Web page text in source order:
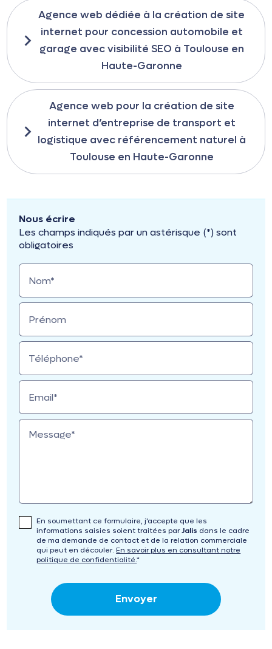
Agence web dédiée à la création de site
internet pour concession automobile et
garage avec visibilité SEO à Toulouse en
Haute-Garonne
Agence web pour la création de site
internet d’entreprise de transport et
logistique avec référencement naturel à
Toulouse en Haute-Garonne
Nous écrire
Les champs indiqués par un astérisque (*) sont
obligatoires
Nom*
Prénom
Téléphone*
Email*
Message*
En soumettant ce formulaire, j'accepte que les
informations saisies soient traitées parJalis dans le cadre
de ma demande de contact et de la relation commerciale
qui peut en découler.En savoir plus en consultant notre
politique de confidentialité.*